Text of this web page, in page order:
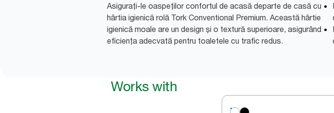
Asigurați-le oaspeților confortul de acasă departe de casă cu
hârtia igienică rolă Tork Conventional Premium. Această hârtie
igienică moale are un design și o textură superioare, asigurând
eficiența adecvată pentru toaletele cu trafic redus.
Works with